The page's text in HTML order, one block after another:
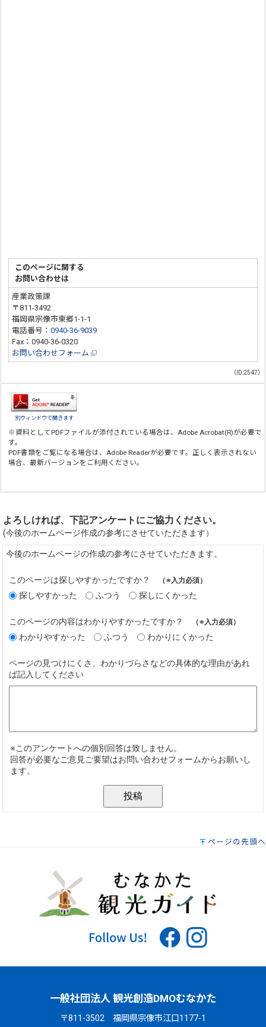
このページに関する
お問い合わせは
産業政策課
〒811-3492
福岡県宗像市東郷1-1-1
電話番号：0940-36-9039
Fax：0940-36-0320
お問い合わせフォーム
（ID:2547）
別ウィンドウで開きます
※資料としてPDFファイルが添付されている場合は、 Adobe Acrobat(R)が必要で
す。
PDF書類をご覧になる場合は、 Adobe Readerが必要です。正しく表示されない
場合、最新バージョンをご利用ください。
ページの先頭へ
一般社団法人 観光創造DMOむなかた
〒811-3502 福岡県宗像市江口1177-1